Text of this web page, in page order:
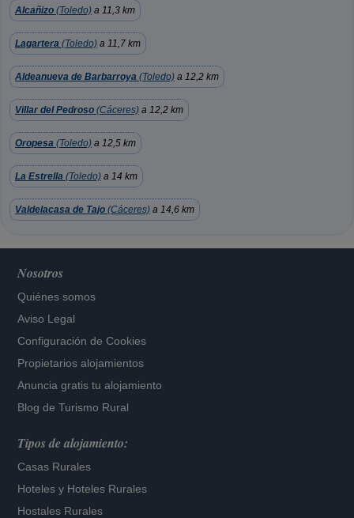
Alcañizo (Toledo) a 11,3 km
Lagartera (Toledo) a 11,7 km
Aldeanueva de Barbarroya (Toledo) a 12,2 km
Villar del Pedroso (Cáceres) a 12,2 km
Oropesa (Toledo) a 12,5 km
La Estrella (Toledo) a 14 km
Valdelacasa de Tajo (Cáceres) a 14,6 km
Nosotros
Quiénes somos
Aviso Legal
Configuración de Cookies
Propietarios alojamientos
Anuncia gratis tu alojamiento
Blog de Turismo Rural
Tipos de alojamiento:
Casas Rurales
Hoteles y Hoteles Rurales
Hostales Rurales